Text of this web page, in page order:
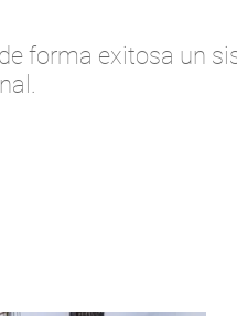
forma exitosa un